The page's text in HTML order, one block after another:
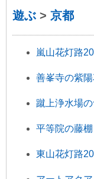
遊ぶ > 京都
嵐山花灯路
善峯寺の紫
蹴上浄水場
平等院の藤棚
東山花灯路